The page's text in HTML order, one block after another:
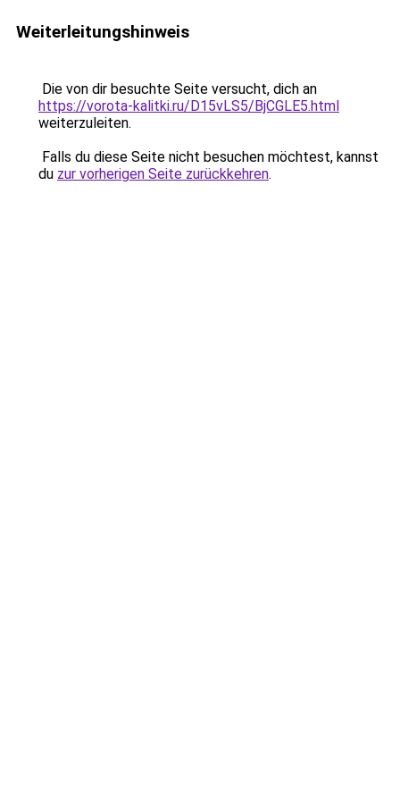
Weiterleitungshinweis
Die von dir besuchte Seite versucht, dich an
https://vorota-kalitki.ru/D15vLS5/BjCGLE5.html
weiterzuleiten.
Falls du diese Seite nicht besuchen möchtest, kannst
du zur vorherigen Seite zurückkehren.